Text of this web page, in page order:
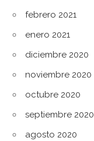
febrero 2021
enero 2021
diciembre 2020
noviembre 2020
octubre 2020
septiembre 2020
agosto 2020